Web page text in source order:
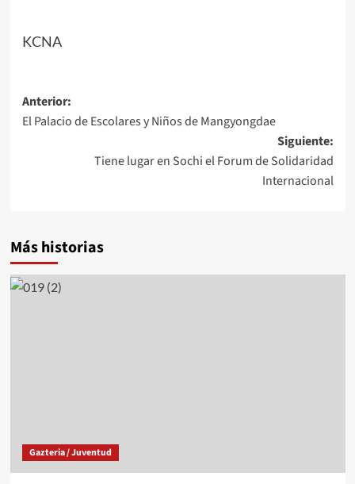
KCNA
Navegación
de
entradas
Anterior:
El Palacio de Escolares y Niños de Mangyongdae
Siguiente:
Tiene lugar en Sochi el Forum de Solidaridad
Internacional
Más historias
Gazteria / Juventud